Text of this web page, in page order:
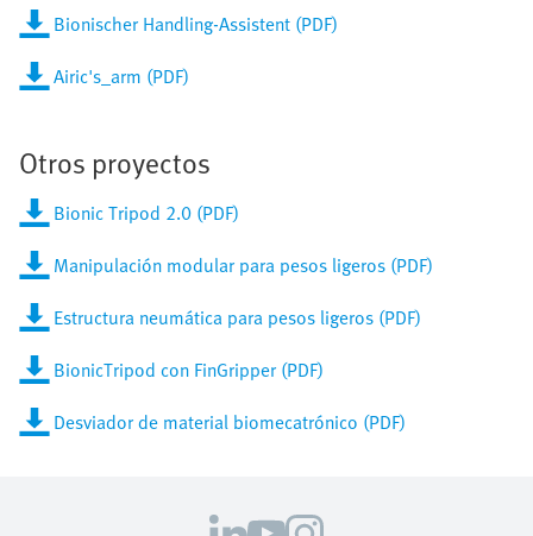
Bionischer Handling-Assistent (PDF)
Airic's_arm (PDF)
Otros proyectos
Bionic Tripod 2.0 (PDF)
Manipulación modular para pesos ligeros (PDF)
Estructura neumática para pesos ligeros (PDF)
BionicTripod con FinGripper (PDF)
Desviador de material biomecatrónico (PDF)